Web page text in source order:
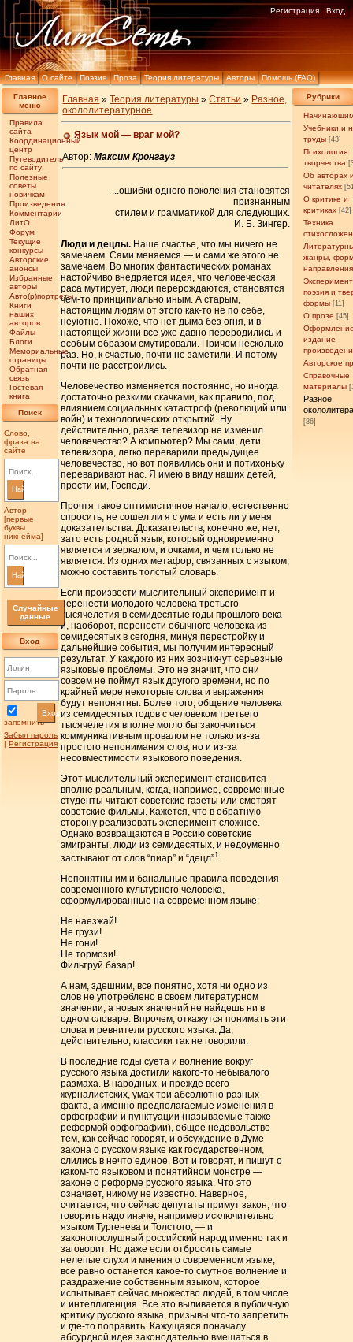
Главная О сайте Поэзия Проза Теория литературы Авторы Помощь (FAQ)
Регистрация Вход
Главное
меню
Правила
сайта
Координационный
центр
Путеводитель
по сайту
Полезные
советы
новичкам
Произведения
Комментарии
ЛитО
Форум
Текущие
конкурсы
Авторские
анонсы
Избранные
авторы
Авто(р)портреты
Книги
наших
авторов
Файлы
Блоги
Мемориальные
страницы
Обратная
связь
Гостевая
книга
Поиск
Слово,
фраза на
сайте
Найти
Автор
[первые
буквы
никнейма]
Найти
Случайные
данные
Вход
запомнить
Вход
Забыл пароль
| Регистрация
Рубрики
Учебники и
труды [43]
Психология
творчества
Об авторах
читателях
О критике и
критиках [42]
Техника
жанры,
направления
поэзия и
формы [11]
О прозе [45]
издание
Авторское
Справочные
материалы
Разное,
[86]
Главная »Теория литературы »Статьи » Разное,
окололитературное
Язык мой — враг мой?
Автор:Максим Кронгауз
...ошибки одного поколения становятся
признанным
стилем и грамматикой для следующих.
И. Б. Зингер.
Люди и децлы. Наше счастье, что мы ничего не
замечаем. Сами меняемся — и сами же этого не
замечаем. Во многих фантастических романах
настойчиво внедряется идея, что человеческая
раса мутирует, люди перерождаются, становятся
чем-то принципиально иным. А старым,
настоящим людям от этого как-то не по себе,
неуютно. Похоже, что нет дыма без огня, и в
настоящей жизни все уже давно переродились и
особым образом смутировали. Причем несколько
раз. Но, к счастью, почти не заметили. И потому
почти не расстроились.
Человечество изменяется постоянно, но иногда
достаточно резкими скачками, как правило, под
влиянием социальных катастроф (революций или
войн) и технологических открытий. Ну
действительно, разве телевизор не изменил
человечество? А компьютер? Мы сами, дети
телевизора, легко переварили предыдущее
человечество, но вот появились они и потихоньку
переваривают нас. Я имею в виду наших детей,
прости им, Господи.
Прочтя такое оптимистичное начало, естественно
спросить, не сошел ли я с ума и есть ли у меня
доказательства. Доказательств, конечно же, нет,
зато есть родной язык, который одновременно
является и зеркалом, и очками, и чем только не
является. Из одних метафор, связанных с языком,
можно составить толстый словарь.
Если произвести мыслительный эксперимент и
перенести молодого человека третьего
тысячелетия в семидесятые годы прошлого века
и, наоборот, перенести обычного человека из
семидесятых в сегодня, минуя перестройку и
дальнейшие события, мы получим интересный
результат. У каждого из них возникнут серьезные
языковые проблемы. Это не значит, что они
совсем не поймут язык другого времени, но по
крайней мере некоторые слова и выражения
будут непонятны. Более того, общение человека
из семидесятых годов с человеком третьего
тысячелетия вполне могло бы закончиться
коммуникативным провалом не только из-за
простого непонимания слов, но и из-за
несовместимости языкового поведения.
Этот мыслительный эксперимент становится
вполне реальным, когда, например, современные
студенты читают советские газеты или смотрят
советские фильмы. Кажется, что в обратную
сторону реализовать эксперимент сложнее.
Однако возвращаются в Россию советские
эмигранты, люди из семидесятых, и недоуменно
застывают от слов “пиар” и “децл”1 .
Непонятны им и банальные правила поведения
современного культурного человека,
сформулированные на современном языке:
Не наезжай!
Не грузи!
Не гони!
Не тормози!
Фильтруй базар!
А нам, здешним, все понятно, хотя ни одно из
слов не употреблено в своем литературном
значении, а новых значений не найдешь ни в
одном словаре. Впрочем, откажутся понимать эти
слова и ревнители русского языка. Да,
действительно, классики так не говорили.
В последние годы суета и волнение вокруг
русского языка достигли какого-то небывалого
размаха. В народных, и прежде всего
журналистских, умах три абсолютно разных
факта, а именно предполагаемые изменения в
орфографии и пунктуации (называемые также
реформой орфографии), общее недовольство
тем, как сейчас говорят, и обсуждение в Думе
закона о русском языке как государственном,
слились в нечто единое. Вот и говорят, и пишут о
каком-то языковом и понятийном монстре —
законе о реформе русского языка. Что это
означает, никому не известно. Наверное,
считается, что сейчас депутаты примут закон, что
говорить надо иначе, например исключительно
языком Тургенева и Толстого, — и
законопослушный российский народ именно так и
заговорит. Но даже если отбросить самые
нелепые слухи и мнения о современном языке,
все равно останется какое-то смутное волнение и
раздражение собственным языком, которое
испытывает сейчас множество людей, в том числе
и интеллигенция. Все это выливается в публичную
критику русского языка, призывы что-то запретить
и где-то поправить. Кажущаяся поначалу
абсурдной идея законодательно вмешаться в